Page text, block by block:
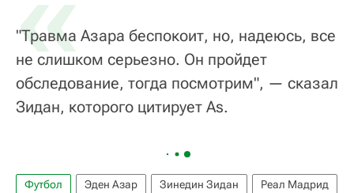
"Травма Азара беспокоит, но, надеюсь, все
не слишком серьезно. Он пройдет
обследование, тогда посмотрим", — сказал
Зидан, которого цитирует As.
Футбол Эден Азар Зинедин Зидан Реал Мадрид